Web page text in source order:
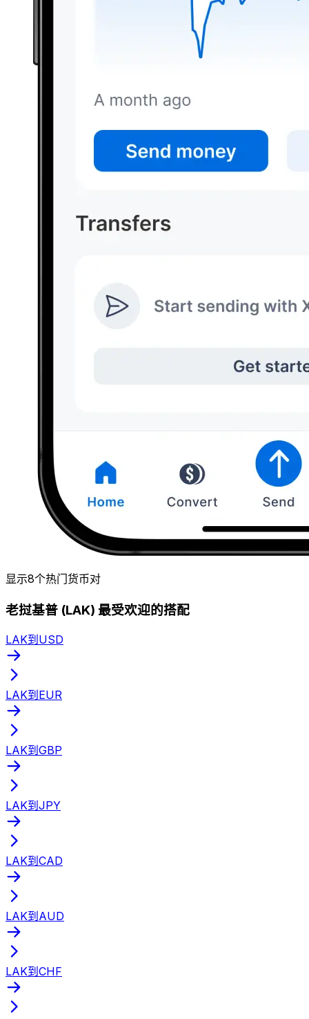
显示8个热门货币对
老挝基普 (LAK) 最受欢迎的搭配
LAK到USD
LAK到EUR
LAK到GBP
LAK到JPY
LAK到CAD
LAK到AUD
LAK到CHF